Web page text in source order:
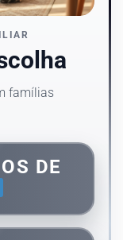
famílias
DE